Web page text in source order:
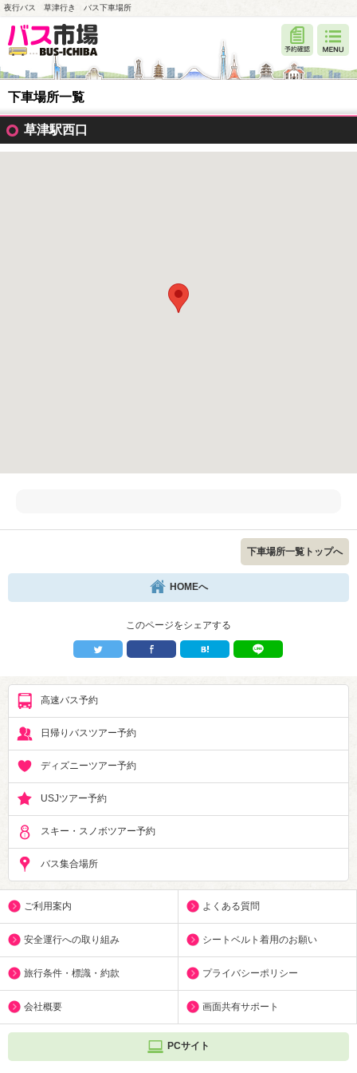
夜行バス 草津行き バス下車場所
下車場所一覧
草津駅西口
下車場所一覧トップへ
HOMEへ
このページをシェアする
高速バス予約
日帰りバスツアー予約
ディズニーツアー予約
USJツアー予約
スキー・スノボツアー予約
バス集合場所
ご利用案内 よくある質問
安全運行への取り組み シートベルト着用のお願い
旅行条件・標識・約款 プライバシーポリシー
会社概要 画面共有サポート
PCサイト